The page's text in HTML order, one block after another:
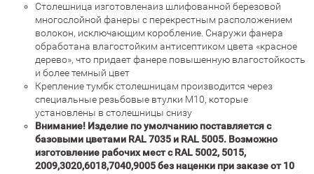
Столешница изготовленаиз шлифованной березовой
многослойной фанеры с перекрестным расположением
волокон, исключающим коробление. Снаружи фанера
обработана влагостойким антисептиком цвета «красное
дерево», что придает фанере повышенную влагостойкость
и более темный цвет
Крепление тумбк столешницам производится через
специальные резьбовые втулки М10, которые
установлены в столешницы снизу
Внимание! Изделие по умолчанию поставляется с
базовыми цветами RAL 7035 и RAL 5005. Возможно
изготовление рабочих мест с RAL 5002, 5015,
2009,3020,6018,7040,9005 без наценки при заказе от 10